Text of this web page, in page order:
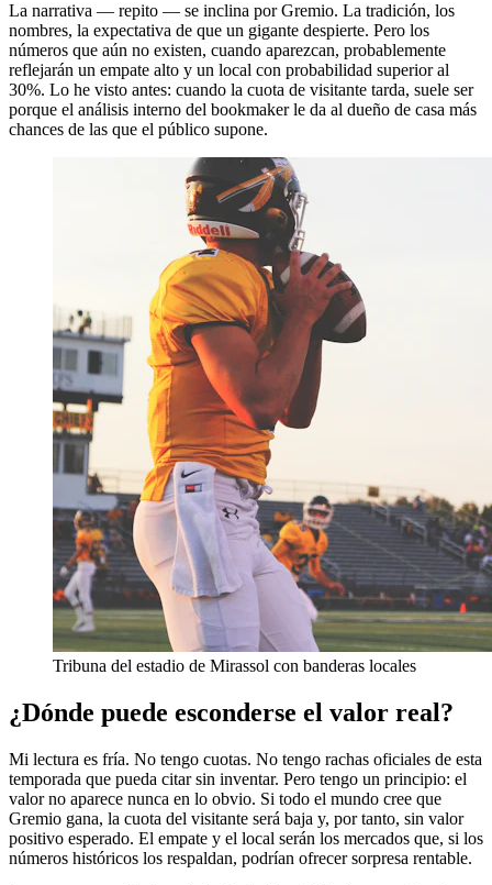
La narrativa — repito — se inclina por Gremio. La tradición, los
nombres, la expectativa de que un gigante despierte. Pero los
números que aún no existen, cuando aparezcan, probablemente
reflejarán un empate alto y un local con probabilidad superior al
30%. Lo he visto antes: cuando la cuota de visitante tarda, suele ser
porque el análisis interno del bookmaker le da al dueño de casa más
chances de las que el público supone.
Tribuna del estadio de Mirassol con banderas locales
¿Dónde puede esconderse el valor real?
Mi lectura es fría. No tengo cuotas. No tengo rachas oficiales de esta
temporada que pueda citar sin inventar. Pero tengo un principio: el
valor no aparece nunca en lo obvio. Si todo el mundo cree que
Gremio gana, la cuota del visitante será baja y, por tanto, sin valor
positivo esperado. El empate y el local serán los mercados que, si los
números históricos los respaldan, podrían ofrecer sorpresa rentable.